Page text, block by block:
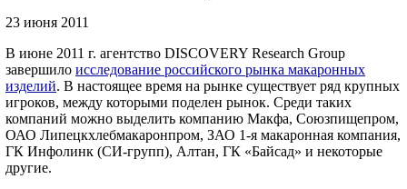
23 июня 2011
В июне 2011 г. агентство DISCOVERY Research Group
завершило исследование российского рынка макаронных
изделий. В настоящее время на рынке существует ряд крупных
игроков, между которыми поделен рынок. Среди таких
компаний можно выделить компанию Макфа, Союзпищепром,
ОАО Липецкхлебмакаронпром, ЗАО 1-я макаронная компания,
ГК Инфолинк (СИ-групп), Алтан, ГК «Байсад» и некоторые
другие.